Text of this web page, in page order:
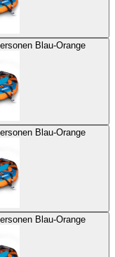
Blau-Orange
Blau-Orange
Blau-Orange